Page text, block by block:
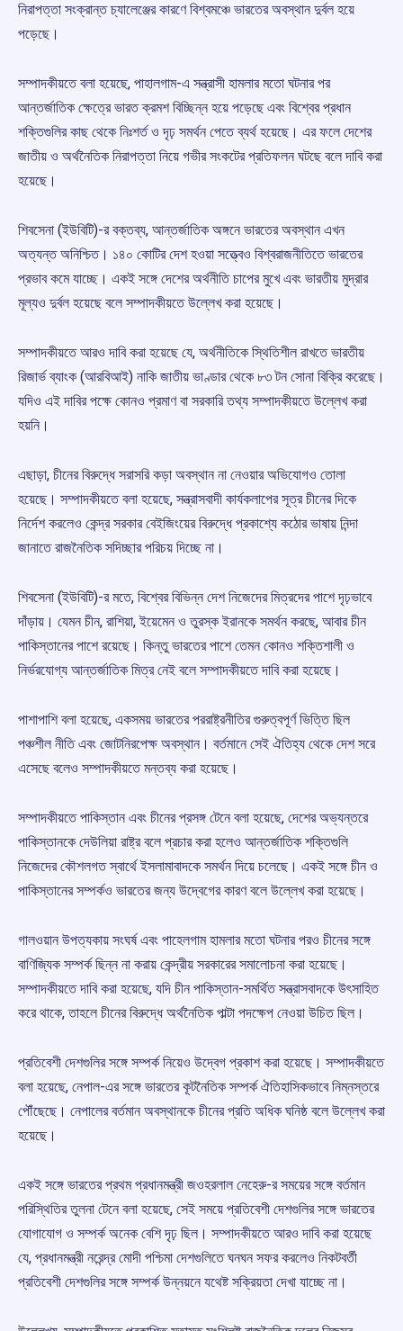
নিরাপত্তা সংক্রান্ত চ্যালেঞ্জের কারণে বিশ্বমঞ্চে ভারতের অবস্থান দুর্বল হয়ে
পড়েছে।
সম্পাদকীয়তে বলা হয়েছে, পাহালগাম-এ সন্ত্রাসী হামলার মতো ঘটনার পর
আন্তর্জাতিক ক্ষেত্রে ভারত ক্রমশ বিচ্ছিন্ন হয়ে পড়েছে এবং বিশ্বের প্রধান
শক্তিগুলির কাছ থেকে নিঃশর্ত ও দৃঢ় সমর্থন পেতে ব্যর্থ হয়েছে। এর ফলে দেশের
জাতীয় ও অর্থনৈতিক নিরাপত্তা নিয়ে গভীর সংকটের প্রতিফলন ঘটছে বলে দাবি করা
হয়েছে।
শিবসেনা (ইউবিটি)-র বক্তব্য, আন্তর্জাতিক অঙ্গনে ভারতের অবস্থান এখন
অত্যন্ত অনিশ্চিত। ১৪০ কোটির দেশ হওয়া সত্ত্বেও বিশ্বরাজনীতিতে ভারতের
প্রভাব কমে যাচ্ছে। একই সঙ্গে দেশের অর্থনীতি চাপের মুখে এবং ভারতীয় মুদ্রার
মূল্যও দুর্বল হয়েছে বলে সম্পাদকীয়তে উল্লেখ করা হয়েছে।
সম্পাদকীয়তে আরও দাবি করা হয়েছে যে, অর্থনীতিকে স্থিতিশীল রাখতে ভারতীয়
রিজার্ভ ব্যাংক (আরবিআই) নাকি জাতীয় ভাণ্ডার থেকে ৮৩ টন সোনা বিক্রি করেছে।
যদিও এই দাবির পক্ষে কোনও প্রমাণ বা সরকারি তথ্য সম্পাদকীয়তে উল্লেখ করা
হয়নি।
এছাড়া, চীনের বিরুদ্ধে সরাসরি কড়া অবস্থান না নেওয়ার অভিযোগও তোলা
হয়েছে। সম্পাদকীয়তে বলা হয়েছে, সন্ত্রাসবাদী কার্যকলাপের সূত্র চীনের দিকে
নির্দেশ করলেও কেন্দ্র সরকার বেইজিংয়ের বিরুদ্ধে প্রকাশ্যে কঠোর ভাষায় নিন্দা
জানাতে রাজনৈতিক সদিচ্ছার পরিচয় দিচ্ছে না।
শিবসেনা (ইউবিটি)-র মতে, বিশ্বের বিভিন্ন দেশ নিজেদের মিত্রদের পাশে দৃঢ়ভাবে
দাঁড়ায়। যেমন চীন, রাশিয়া, ইয়েমেন ও তুরস্ক ইরানকে সমর্থন করছে, আবার চীন
পাকিস্তানের পাশে রয়েছে। কিন্তু ভারতের পাশে তেমন কোনও শক্তিশালী ও
নির্ভরযোগ্য আন্তর্জাতিক মিত্র নেই বলে সম্পাদকীয়তে দাবি করা হয়েছে।
পাশাপাশি বলা হয়েছে, একসময় ভারতের পররাষ্ট্রনীতির গুরুত্বপূর্ণ ভিত্তি ছিল
পঞ্চশীল নীতি এবং জোটনিরপেক্ষ অবস্থান। বর্তমানে সেই ঐতিহ্য থেকে দেশ সরে
এসেছে বলেও সম্পাদকীয়তে মন্তব্য করা হয়েছে।
সম্পাদকীয়তে পাকিস্তান এবং চীনের প্রসঙ্গ টেনে বলা হয়েছে, দেশের অভ্যন্তরে
পাকিস্তানকে দেউলিয়া রাষ্ট্র বলে প্রচার করা হলেও আন্তর্জাতিক শক্তিগুলি
নিজেদের কৌশলগত স্বার্থে ইসলামাবাদকে সমর্থন দিয়ে চলেছে। একই সঙ্গে চীন ও
পাকিস্তানের সম্পর্কও ভারতের জন্য উদ্বেগের কারণ বলে উল্লেখ করা হয়েছে।
গালওয়ান উপত্যকায় সংঘর্ষ এবং পাহেলগাম হামলার মতো ঘটনার পরও চীনের সঙ্গে
বাণিজ্যিক সম্পর্ক ছিন্ন না করায় কেন্দ্রীয় সরকারের সমালোচনা করা হয়েছে।
সম্পাদকীয়তে দাবি করা হয়েছে, যদি চীন পাকিস্তান-সমর্থিত সন্ত্রাসবাদকে উৎসাহিত
করে থাকে, তাহলে চীনের বিরুদ্ধে অর্থনৈতিক পাল্টা পদক্ষেপ নেওয়া উচিত ছিল।
প্রতিবেশী দেশগুলির সঙ্গে সম্পর্ক নিয়েও উদ্বেগ প্রকাশ করা হয়েছে। সম্পাদকীয়তে
বলা হয়েছে, নেপাল-এর সঙ্গে ভারতের কূটনৈতিক সম্পর্ক ঐতিহাসিকভাবে নিম্নস্তরে
পৌঁছেছে। নেপালের বর্তমান অবস্থানকে চীনের প্রতি অধিক ঘনিষ্ঠ বলে উল্লেখ করা
হয়েছে।
একই সঙ্গে ভারতের প্রথম প্রধানমন্ত্রী জওহরলাল নেহেরু-র সময়ের সঙ্গে বর্তমান
পরিস্থিতির তুলনা টেনে বলা হয়েছে, সেই সময়ে প্রতিবেশী দেশগুলির সঙ্গে ভারতের
যোগাযোগ ও সম্পর্ক অনেক বেশি দৃঢ় ছিল। সম্পাদকীয়তে আরও দাবি করা হয়েছে
যে, প্রধানমন্ত্রী নরেন্দ্র মোদী পশ্চিমা দেশগুলিতে ঘনঘন সফর করলেও নিকটবর্তী
প্রতিবেশী দেশগুলির সঙ্গে সম্পর্ক উন্নয়নে যথেষ্ট সক্রিয়তা দেখা যাচ্ছে না।